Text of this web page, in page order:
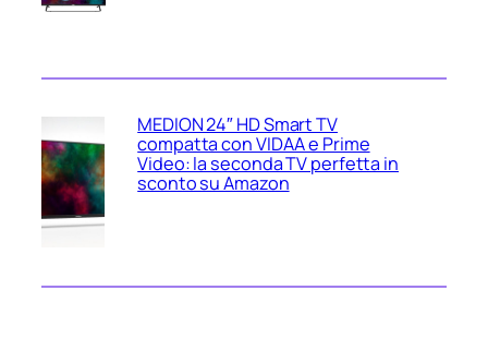
MEDION 24″ HD Smart TV
compatta con VIDAA e Prime
Video: la seconda TV perfetta in
sconto su Amazon